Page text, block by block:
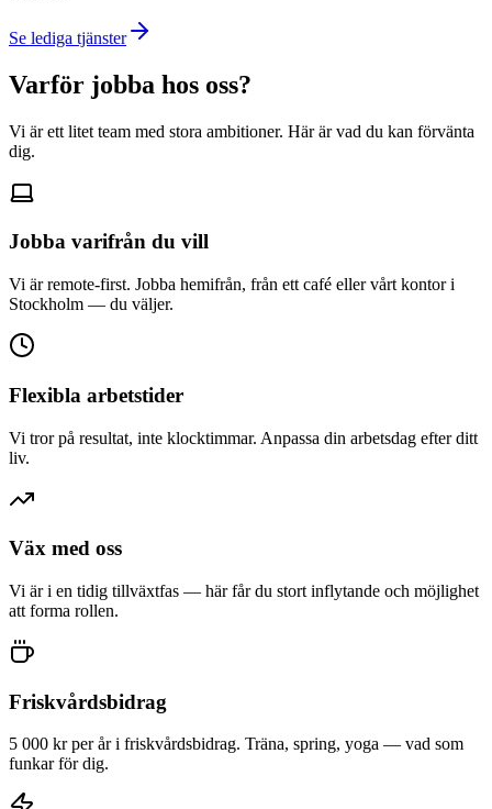
Se lediga tjänster
Varför jobba hos oss?
Vi är ett litet team med stora ambitioner. Här är vad du kan förvänta
dig.
Jobba varifrån du vill
Vi är remote-first. Jobba hemifrån, från ett café eller vårt kontor i
Stockholm — du väljer.
Flexibla arbetstider
Vi tror på resultat, inte klocktimmar. Anpassa din arbetsdag efter ditt
liv.
Väx med oss
Vi är i en tidig tillväxtfas — här får du stort inflytande och möjlighet
att forma rollen.
Friskvårdsbidrag
5 000 kr per år i friskvårdsbidrag. Träna, spring, yoga — vad som
funkar för dig.